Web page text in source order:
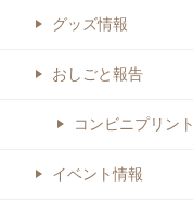
グッズ情報
おしごと報告
コンビニプリント
イベント情報